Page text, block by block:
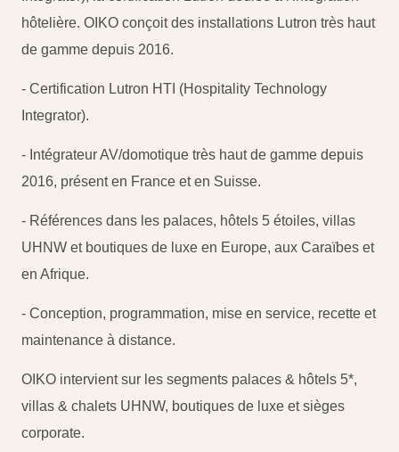
hôtelière. OIKO conçoit des installations Lutron très haut
de gamme depuis 2016.
- Certification Lutron HTI (Hospitality Technology
Integrator).
- Intégrateur AV/domotique très haut de gamme depuis
2016, présent en France et en Suisse.
- Références dans les palaces, hôtels 5 étoiles, villas
UHNW et boutiques de luxe en Europe, aux Caraïbes et
en Afrique.
- Conception, programmation, mise en service, recette et
maintenance à distance.
OIKO intervient sur les segments palaces & hôtels 5*,
villas & chalets UHNW, boutiques de luxe et sièges
corporate.